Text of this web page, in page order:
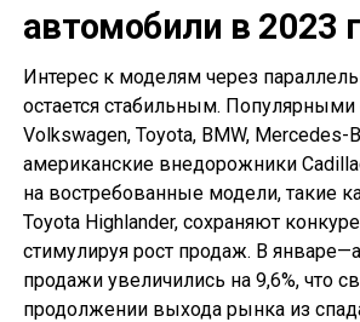
автомобили в 2023
Интерес к моделям через
остается стабильным.
Volkswagen, Toyota, BMW, Mercedes-
американские внедорожники
на востребованные модели, такие
Toyota Highlander, сохраняют
стимулируя рост продаж. В
продажи увеличились на 9,6%, что
продолжении выхода рынка из